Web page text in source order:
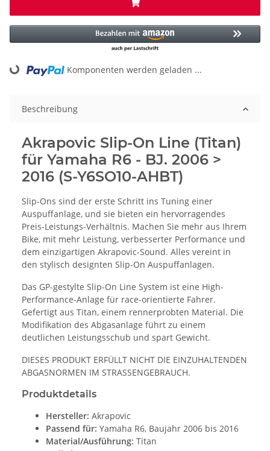
Loading... Komponenten werden geladen ...
Beschreibung
Akrapovic Slip-On Line (Titan)
für Yamaha R6 - BJ. 2006 >
2016 (S-Y6SO10-AHBT)
Slip-Ons sind der erste Schritt ins Tuning einer
Auspuffanlage, und sie bieten ein hervorragendes
Preis-Leistungs-Verhältnis. Machen Sie mehr aus Ihrem
Bike, mit mehr Leistung, verbesserter Performance und
dem einzigartigen Akrapovic-Sound. Alles vereint in
den stylisch designten Slip-On Auspuffanlagen.
Das GP-gestylte Slip-On Line System ist eine High-
Performance-Anlage für race-orientierte Fahrer.
Gefertigt aus Titan, einem rennerprobten Material. Die
Modifikation des Abgasanlage führt zu einem
deutlichen Leistungsschub und spart Gewicht.
DIESES PRODUKT ERFÜLLT NICHT DIE EINZUHALTENDEN
ABGASNORMEN IM STRASSENGEBRAUCH.
Produktdetails
Hersteller: Akrapovic
Passend für: Yamaha R6, Baujahr 2006 bis 2016
Material/Ausführung: Titan